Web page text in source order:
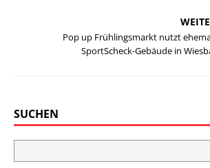
Pop up Frühlingsmarkt nutzt
SportScheck-Gebäude in
SUCHEN